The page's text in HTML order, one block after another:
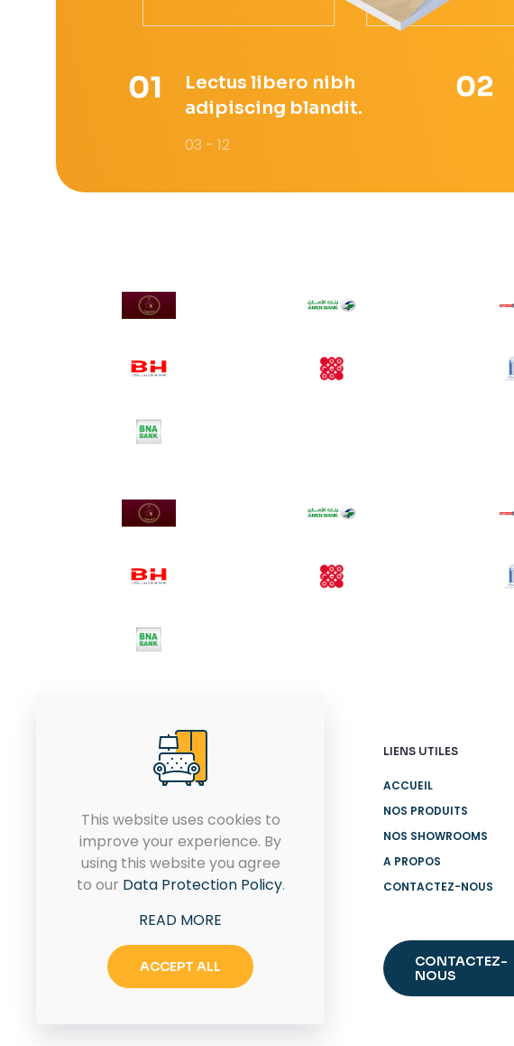
Lectus libero nibh
adipiscing blandit.
03 - 12
Fondée en 2011, KONFIMARK
est spécialisée dans la
conception et la fabrication
de meubles. Grâce à son
innovation, elle a pu s'adapter
pour devenir un des leaders
dans son domaine d'activité
LIENS UTILES
ACCUEIL
NOS PRODUITS
NOS SHOWROOMS
A PROPOS
CONTACTEZ-NOUS
CONTACTEZ-
NOUS
This website uses cookies to
improve your experience. By
using this website you agree
to our Data Protection Policy.
READ MORE
ACCEPT ALL